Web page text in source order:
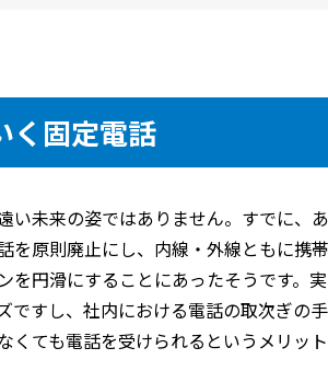
く固定電話
い未来の姿ではありません。すでに、
原則廃止にし、内線・外線ともに携
を円滑にすることにあったそうです。
すし、社内における電話の取次ぎの手
くても電話を受けられるというメリッ